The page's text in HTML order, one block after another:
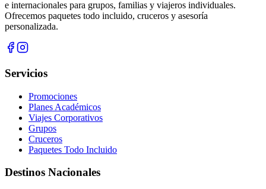
e internacionales para grupos, familias y viajeros individuales.
Ofrecemos paquetes todo incluido, cruceros y asesoría
personalizada.
Servicios
Promociones
Planes Académicos
Viajes Corporativos
Grupos
Cruceros
Paquetes Todo Incluido
Destinos Nacionales